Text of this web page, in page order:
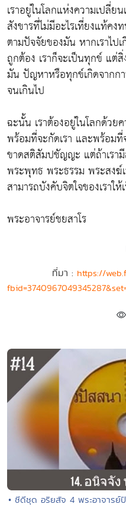
เราอยู่ในโลกแห่งความเปลี่
สังขารที่ไม่มีอะไรเที่ยงแท้ค
ตามปัจจัยของมัน หากเราไป
ถูกต้อง เราก็จะเป็นทุกข์ แต่
มัน ปัญหาหรือทุกข์เกิดจากกา
จนเกินไป
ฉะนั้น เราต้องอยู่ในโลกด้วย
พร้อมที่จะกัดเรา และพร้อมที่
ขาดสติสัมปชัญญะ แต่ถ้าเร
พระพุทธ พระธรรม พระสงฆ์
สามารถบังคับจิตใจของเราใ
พระอาจารย์ชยสาโร
ที่มา : https://
• ซีดีชุด อริยสัจ 4 พระอาจา